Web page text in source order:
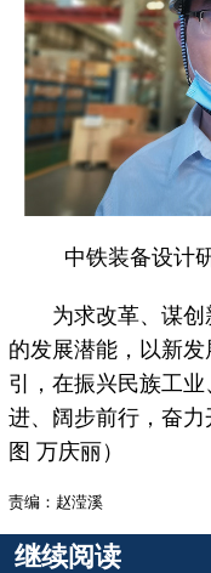
中铁装备设计
为求改革、谋创
的发展潜能，以新发
引，在振兴民族工
进、阔步前行，奋
图 万庆丽）
责编：赵滢溪
继续阅读